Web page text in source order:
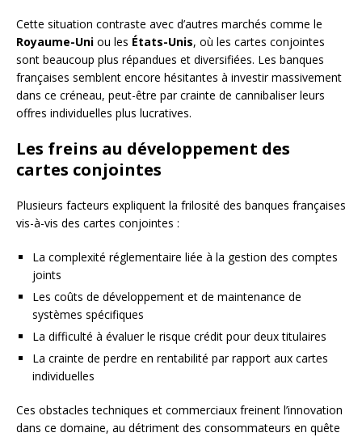
Cette situation contraste avec d’autres marchés comme le
Royaume-Uni ou les États-Unis, où les cartes conjointes
sont beaucoup plus répandues et diversifiées. Les banques
françaises semblent encore hésitantes à investir massivement
dans ce créneau, peut-être par crainte de cannibaliser leurs
offres individuelles plus lucratives.
Les freins au développement des
cartes conjointes
Plusieurs facteurs expliquent la frilosité des banques françaises
vis-à-vis des cartes conjointes :
La complexité réglementaire liée à la gestion des comptes
joints
Les coûts de développement et de maintenance de
systèmes spécifiques
La difficulté à évaluer le risque crédit pour deux titulaires
La crainte de perdre en rentabilité par rapport aux cartes
individuelles
Ces obstacles techniques et commerciaux freinent l’innovation
dans ce domaine, au détriment des consommateurs en quête